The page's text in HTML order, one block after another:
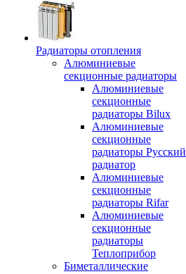
Радиаторы отопления
Алюминиевые
секционные радиаторы
Алюминиевые
секционные
радиаторы Bilux
Алюминиевые
секционные
радиаторы Русский
радиатор
Алюминиевые
секционные
радиаторы Rifar
Алюминиевые
секционные
радиаторы
Теплоприбор
Биметаллические